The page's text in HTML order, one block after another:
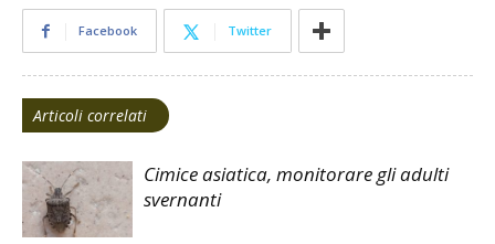
Facebook Twitter
Articoli correlati
Cimice asiatica, monitorare gli adulti
svernanti